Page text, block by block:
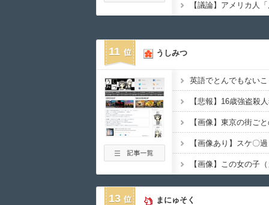
11 うしみつ
【画像】東京の街ご
13 まにゅそく